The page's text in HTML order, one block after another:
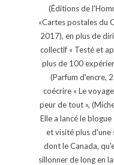
(Éditions de
«Cartes postales du
2017), en plus de
collectif « Testé et
plus de 100
(Parfum d'encre,
coécrire « Le
peur de tout »,
Elle a lancé le
et visité plus d'une
dont le Canada,
sillonner de long en